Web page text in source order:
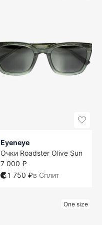
Eyeneye
Очки Roadster Olive Sun
7 000 ₽
1 750 ₽в Сплит
One size